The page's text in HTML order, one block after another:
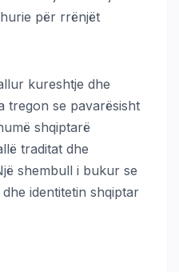
për rrënjët
kureshtje dhe
tregon se pavarësisht
shqiptarë
traditat dhe
shembull i bukur se
identitetin shqiptar